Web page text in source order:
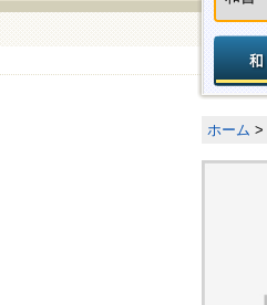
ホーム >